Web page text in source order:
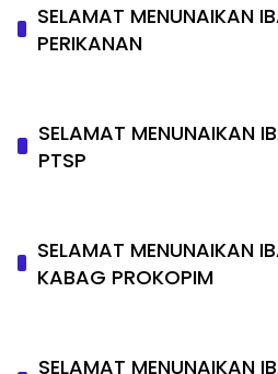
SELAMAT MENUNAIKAN
PERIKANAN
SELAMAT MENUNAIKAN
PTSP
SELAMAT MENUNAIKAN
KABAG PROKOPIM
SELAMAT MENUNAIKAN